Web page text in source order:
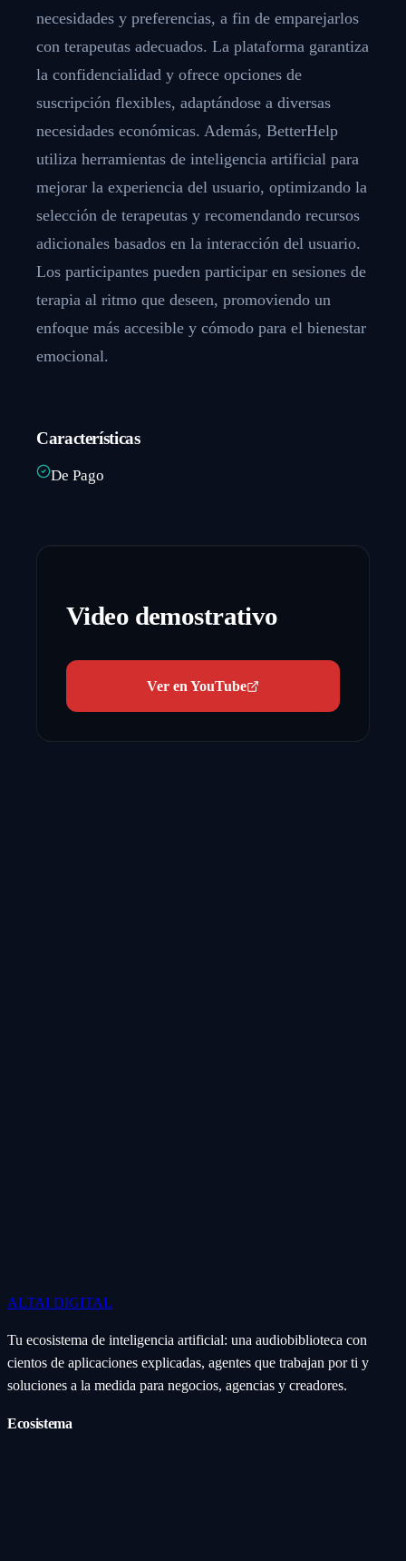
necesidades y preferencias, a fin de emparejarlos
con terapeutas adecuados. La plataforma garantiza
la confidencialidad y ofrece opciones de
suscripción flexibles, adaptándose a diversas
necesidades económicas. Además, BetterHelp
utiliza herramientas de inteligencia artificial para
mejorar la experiencia del usuario, optimizando la
selección de terapeutas y recomendando recursos
adicionales basados en la interacción del usuario.
Los participantes pueden participar en sesiones de
terapia al ritmo que deseen, promoviendo un
enfoque más accesible y cómodo para el bienestar
emocional.
Características
De Pago
Video demostrativo
Ver en YouTube
ALTAI DIGITAL
Tu ecosistema de inteligencia artificial: una audiobiblioteca con
cientos de aplicaciones explicadas, agentes que trabajan por ti y
soluciones a la medida para negocios, agencias y creadores.
Ecosistema